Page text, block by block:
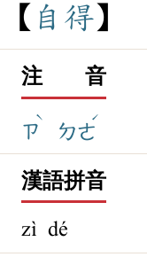
自 得
注 音
ㄗ
ˋ
ㄉㄜ
ˊ
漢語拼音
zì dé